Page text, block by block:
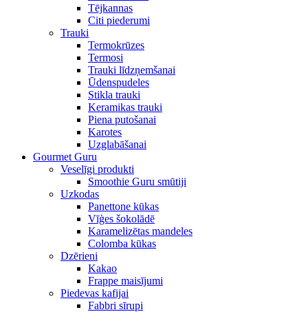
Tējkannas
Citi piederumi
Trauki
Termokrūzes
Termosi
Trauki līdzņemšanai
Ūdenspudeles
Stikla trauki
Keramikas trauki
Piena putošanai
Karotes
Uzglabāšanai
Gourmet Guru
Veselīgi produkti
Smoothie Guru smūtiji
Uzkodas
Panettone kūkas
Vīģes šokolādē
Karamelizētas mandeles
Colomba kūkas
Dzērieni
Kakao
Frappe maisījumi
Piedevas kafijai
Fabbri sīrupi